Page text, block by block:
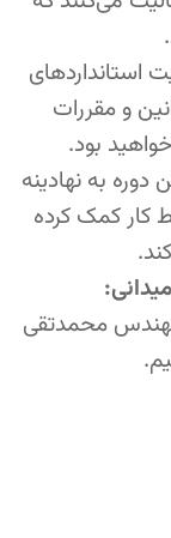
استانداردهای
و مقررات
بود.
دوره به نهادینه
کار کمک کرده
و تجربه ۲۰ ساله مهندس محمدتقی